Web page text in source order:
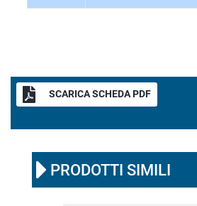
SCARICA SCHEDA PDF
PRODOTTI SIMILI